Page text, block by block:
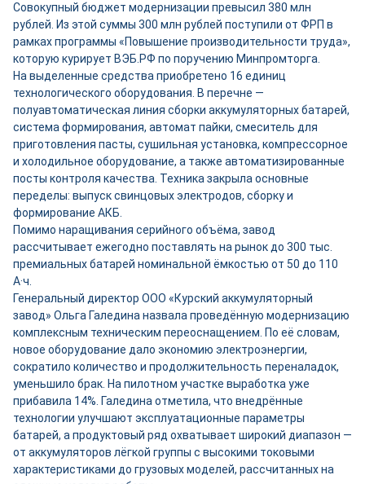
Совокупный бюджет модернизации превысил 380 млн
рублей. Из этой суммы 300 млн рублей поступили от ФРП в
рамках программы «Повышение производительности труда»,
которую курирует ВЭБ.РФ по поручению Минпромторга.
На выделенные средства приобретено 16 единиц
технологического оборудования. В перечне —
полуавтоматическая линия сборки аккумуляторных батарей,
система формирования, автомат пайки, смеситель для
приготовления пасты, сушильная установка, компрессорное
и холодильное оборудование, а также автоматизированные
посты контроля качества. Техника закрыла основные
переделы: выпуск свинцовых электродов, сборку и
формирование АКБ.
Помимо наращивания серийного объёма, завод
рассчитывает ежегодно поставлять на рынок до 300 тыс.
премиальных батарей номинальной ёмкостью от 50 до 110
А·ч.
Генеральный директор ООО «Курский аккумуляторный
завод» Ольга Галедина назвала проведённую модернизацию
комплексным техническим переоснащением. По её словам,
новое оборудование дало экономию электроэнергии,
сократило количество и продолжительность переналадок,
уменьшило брак. На пилотном участке выработка уже
прибавила 14%. Галедина отметила, что внедрённые
технологии улучшают эксплуатационные параметры
батарей, а продуктовый ряд охватывает широкий диапазон —
от аккумуляторов лёгкой группы с высокими токовыми
характеристиками до грузовых моделей, рассчитанных на